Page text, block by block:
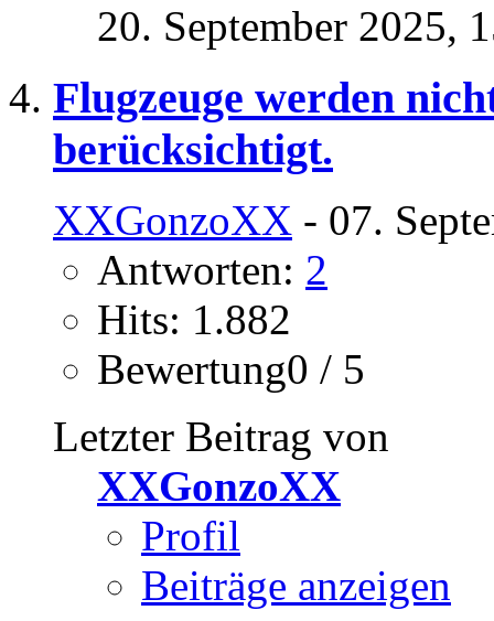
20. September 2025,
Flugzeuge werden
berücksichtigt.
XXGonzoXX - 07.
Antworten: 2
Hits: 1.882
Bewertung0 / 5
Letzter Beitrag von
XXGonzoXX
Profil
Beiträge anzeigen